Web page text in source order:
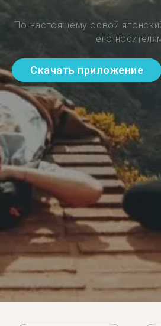
По-настоящему освой
его
Скачать приложение